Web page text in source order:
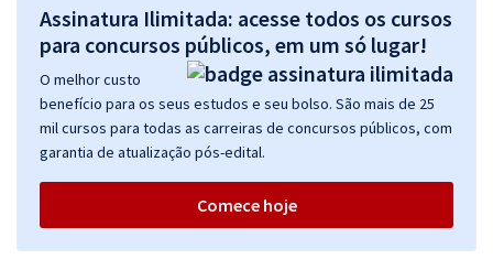
Assinatura Ilimitada: acesse todos os cursos
para concursos públicos, em um só lugar!
O melhor custo
benefício para os seus estudos e seu bolso. São mais de 25
mil cursos para todas as carreiras de concursos públicos, com
garantia de atualização pós-edital.
Comece hoje